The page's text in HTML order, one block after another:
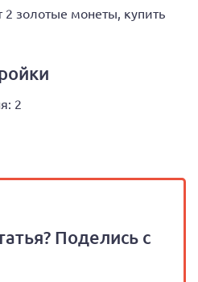
2 золотые монеты, купить
2
Поделись с